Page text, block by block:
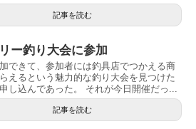
記事を読む
ー釣り大会に参加
できて、参加者には釣具店でつかえる商
えるという魅力的な釣り大会を見つけた
し込んであった。 それが今日開催だっ...
記事を読む